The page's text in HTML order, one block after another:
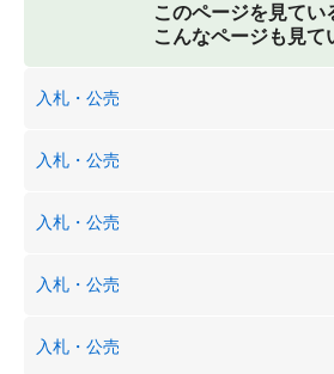
このページを見てい
こんなページも見て
入札・公売
入札・公売
入札・公売
入札・公売
入札・公売